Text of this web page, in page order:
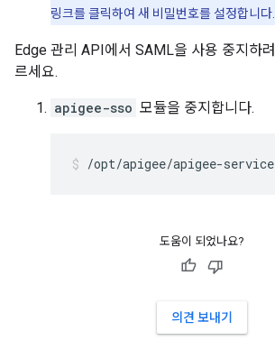
링크를 클릭하여 새 비밀번호를 설정합니다.
Edge 관리 API에서 SAML을 사용 중지하
르세요.
apigee-sso 모듈을 중지합니다.
/opt/apigee/apigee-
도움이 되었나요?
의견 보내기